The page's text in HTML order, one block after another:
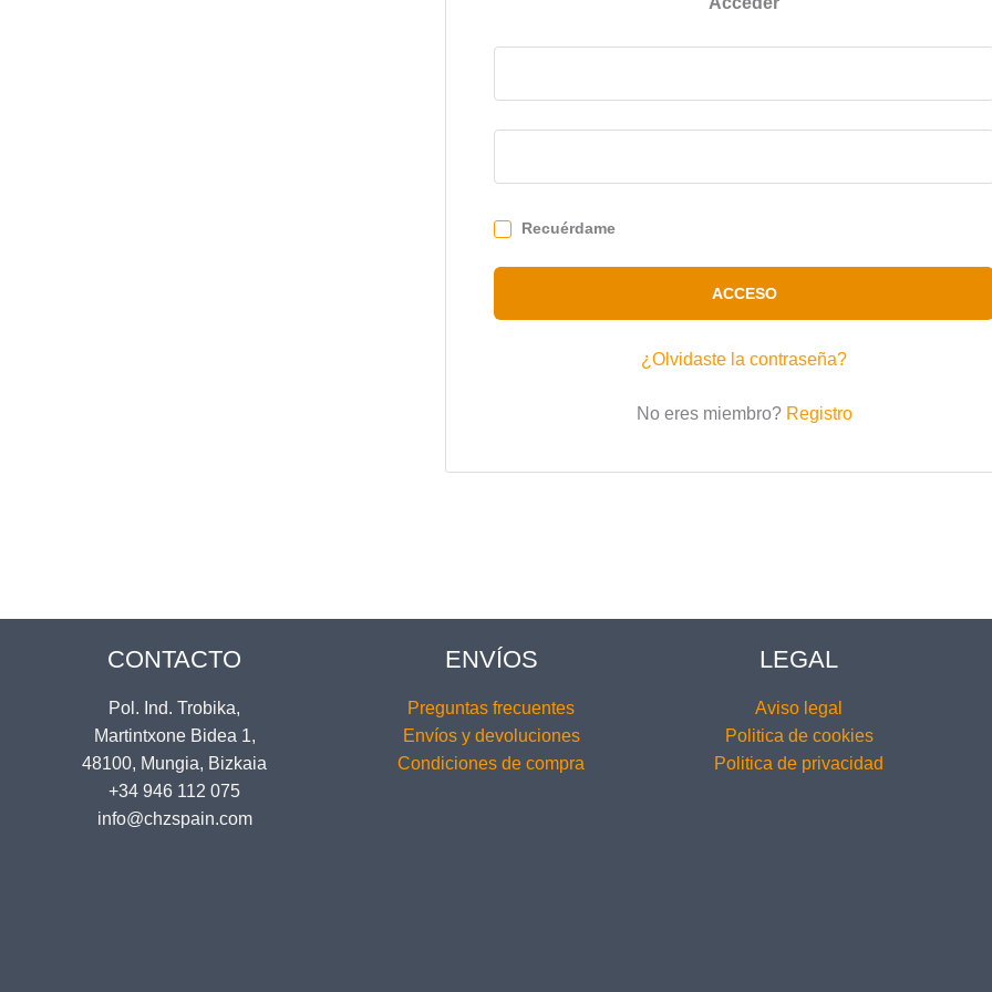
Recuérdame
ACCESO
¿Olvidaste la contraseña?
No eres miembro? Registro
CONTACTO
Pol. Ind. Trobika,
Martintxone Bidea 1,
48100, Mungia, Bizkaia
+34 946 112 075
info@chzspain.com
ENVÍOS
Preguntas frecuentes
Envíos y devoluciones
Condiciones de compra
LEGAL
Aviso legal
Politica de cookies
Politica de privacidad